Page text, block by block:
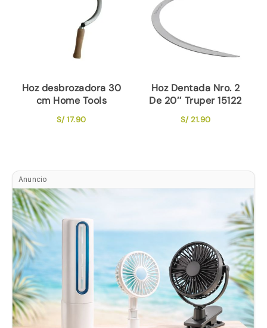
Anuncio
Hoz desbrozadora 30
cm Home Tools
S/17.90
Hoz Dentada Nro. 2
De 20″ Truper 15122
S/21.90